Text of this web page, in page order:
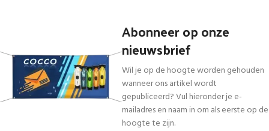
Abonneer op onze
nieuwsbrief
Wil je op de hoogte worden gehouden
wanneer ons artikel wordt
gepubliceerd? Vul hieronder je e-
mailadres en naam in om als eerste op de
hoogte te zijn.